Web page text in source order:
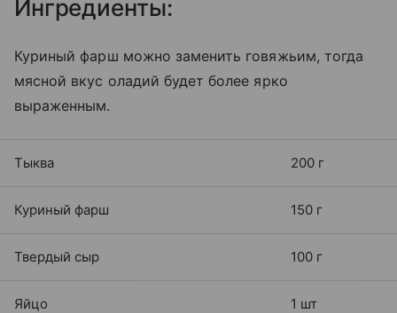
Ингредиенты:
Куриный фарш можно заменить говяжьим, тогда
мясной вкус оладий будет более ярко
выраженным.
Тыква 200 г
Куриный фарш 150 г
Твердый сыр 100 г
Яйцо 1 шт